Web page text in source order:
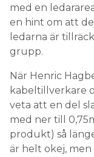
med en
en hint om att
ledarna är
grupp.
När Henric
kabeltillverkare
veta att en del
med ner till
produkt) så
är helt okej,